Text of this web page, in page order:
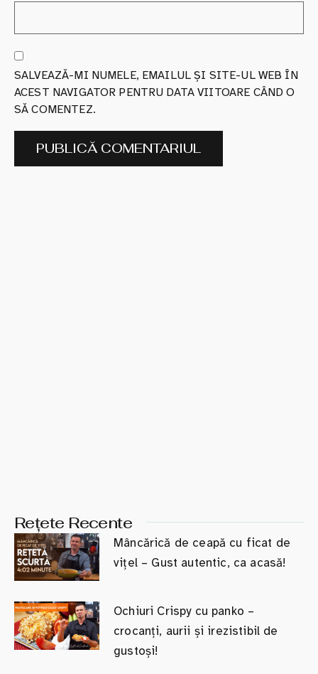
SALVEAZĂ-MI NUMELE, EMAILUL ȘI SITE-UL WEB ÎN
ACEST NAVIGATOR PENTRU DATA VIITOARE CÂND O
SĂ COMENTEZ.
Rețete Recente
Mâncărică de ceapă cu ficat de
vițel – Gust autentic, ca acasă!
Ochiuri Crispy cu panko –
crocanți, aurii și irezistibil de
gustoși!